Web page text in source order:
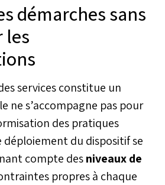
démarches sans
les
services constitue un
ne s’accompagne pas pour
des pratiques
déploiement du dispositif se
compte desniveaux de
propres à chaque